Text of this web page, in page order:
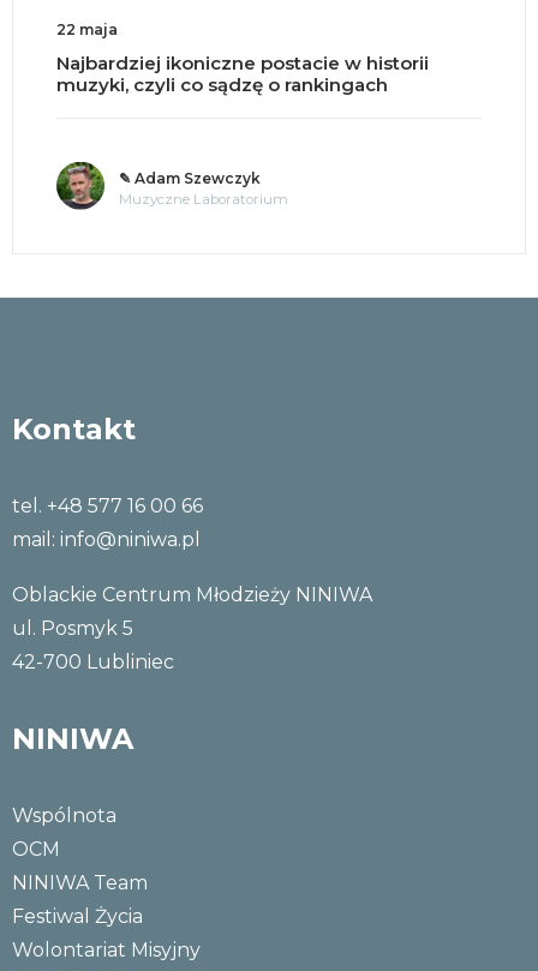
postacie w historii
co sądzę o rankingach
Szewczyk
Laboratorium
Split brain,
Kontakt
tel. +48 577 16 00 66
mail: info@niniwa.pl
Oblackie Centrum Młodzieży NINIWA
ul. Posmyk 5
42-700 Lubliniec
NINIWA
Wspólnota
OCM
NINIWA Team
Festiwal Życia
Wolontariat Misyjny